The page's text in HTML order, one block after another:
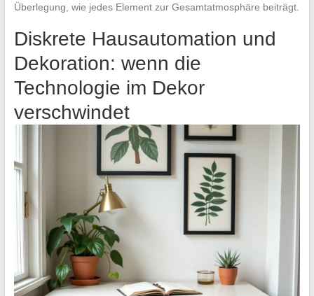
Überlegung, wie jedes Element zur Gesamtatmosphäre beiträgt.
Diskrete Hausautomation und
Dekoration: wenn die
Technologie im Dekor
verschwindet